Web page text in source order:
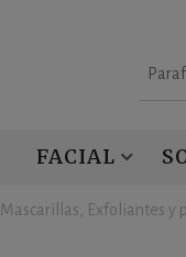
FACIAL
Mascarillas, Exfoliantes y